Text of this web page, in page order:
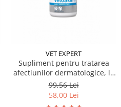
VET EXPERT
Supliment pentru tratarea
afectiunilor dermatologice, la
caini si pisici, talie mica,
VetoSkin Twist OFF, VetExpert,
60 capsule
99,56 Lei
58,00 Lei